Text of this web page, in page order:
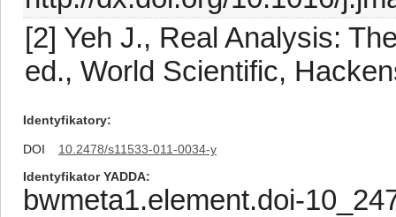
[2] Yeh J., Real Analysis:
ed., World Scientific,
Identyfikatory
DOI
10.2478/s11533-011-0034-y
Identyfikator YADDA
bwmeta1.element.doi-